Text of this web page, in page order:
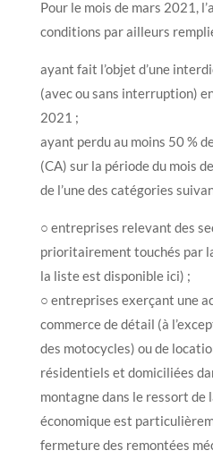
Pour le mois de mars 2021,
conditions par ailleurs
ayant fait l’objet d’une
(avec ou sans interruption)
2021 ;
ayant perdu au moins 50 %
(CA) sur la période du mois
de l’une des catégories
○ entreprises relevant des
prioritairement touchés par
la liste est disponible ici) ;
○ entreprises exerçant une
commerce de détail (à
des motocycles) ou de
résidentiels et domiciliées
montagne dans le ressort de
économique est
fermeture des remontées